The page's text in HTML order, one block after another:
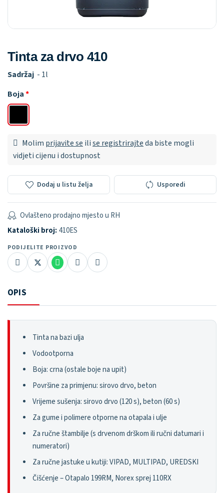
Tinta za drvo 410
Sadržaj - 1l
Boja
Molim prijavite se ilise registrirajteda biste mogli
vidjeti cijenu i dostupnost
Dodaj u listu želja Usporedi
Ovlašteno prodajno mjesto u RH
Kataloški broj: 410ES
PODIJELITE PROIZVOD
OPIS
Tinta na bazi ulja
Vodootporna
Boja: crna (ostale boje na upit)
Površine za primjenu: sirovo drvo, beton
Vrijeme sušenja: sirovo drvo (120 s), beton (60 s)
Za gume i polimere otporne na otapala i ulje
Za ručne štambilje (s drvenom drškom ili ručni datumari i
numeratori)
Za ručne jastuke u kutiji: VIPAD, MULTIPAD, UREDSKI
Čišćenje – Otapalo 199RM, Norex sprej 110RX